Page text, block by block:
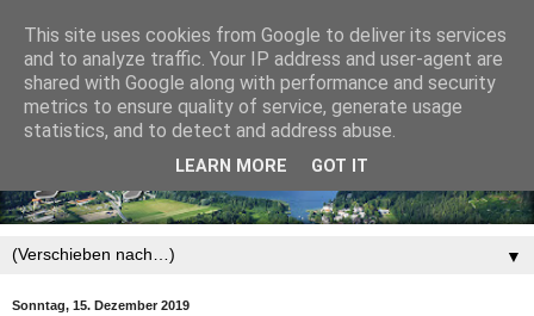
▼
Sonntag, 15. Dezember 2019
This site uses cookies from Google to deliver its services
and to analyze traffic. Your IP address and user-agent are
shared with Google along with performance and security
metrics to ensure quality of service, generate usage
statistics, and to detect and address abuse.
LEARN MORE GOT IT